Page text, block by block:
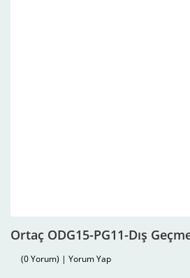
Ortaç ODG15-PG11-Dış
(0 Yorum) | Yorum Yap